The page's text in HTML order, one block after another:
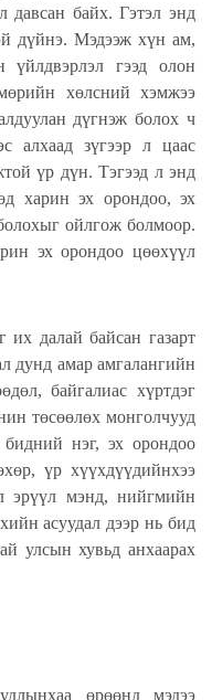
давсан байх. Гэтэл энд
дүйнэ. Мэдээж хүн ам,
үйлдвэрлэл гээд олон
хөлсний хэмжээ
дүгнэж болох ч
алхаад зүгээр л цаас
үр дүн. Тэгээд л энд
харин эх орондоо, эх
ойлгож болмоор.
эх орондоо цөөхүүл
далай байсан газарт
дунд амар амгалангийн
байгалиас хүртдэг
төсөөлөх монголчууд
нэг, эх орондоо
үр хүүхдүүдийнхээ
эрүүл мэнд, нийгмийн
асуудал дээр нь бид
улсын хувьд анхаарах
өрөөнд мэдээ